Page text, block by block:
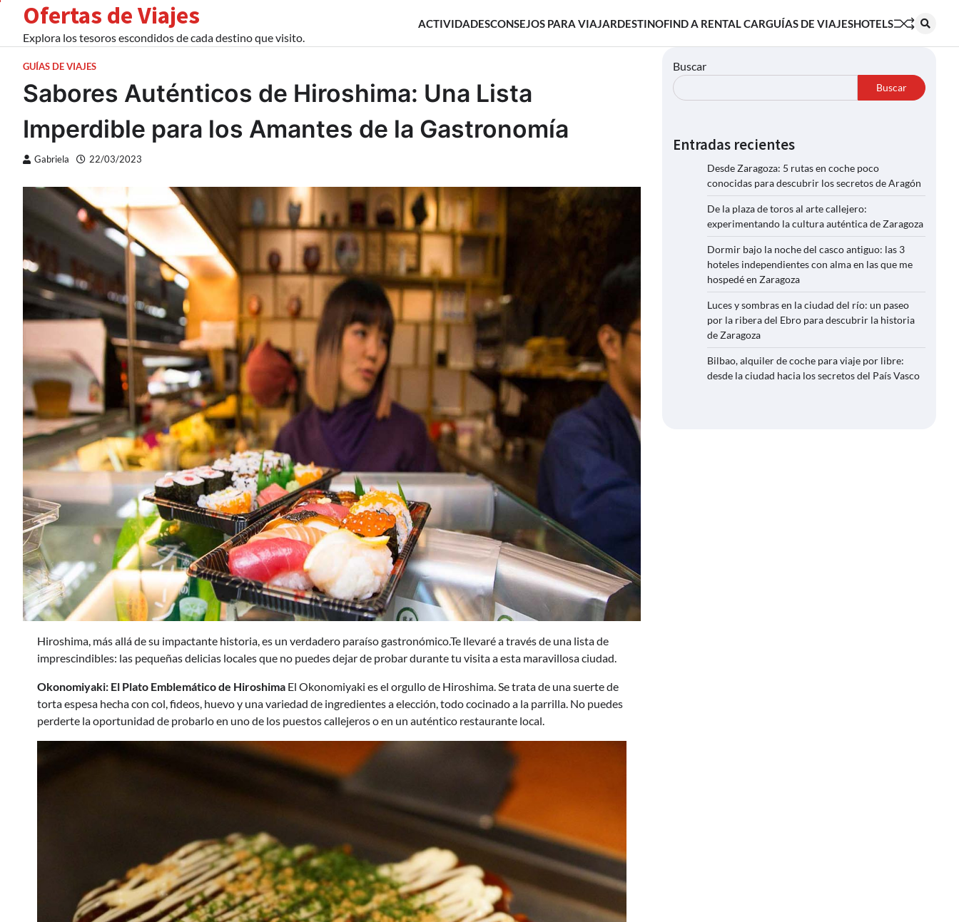
content
Ofertas de Viajes
Explora los tesoros escondidos de cada destino que visito.
ACTIVIDADESCONSEJOS PARA VIAJARDESTINOFIND A RENTAL CARGUÍAS DE VIAJESHOTELS
GUÍAS DE VIAJES
Sabores Auténticos de Hiroshima: Una Lista
Imperdible para los Amantes de la Gastronomía
Gabriela 22/03/2023
Hiroshima, más allá de su impactante historia, es un verdadero paraíso gastronómico.Te llevaré a través de una lista de
imprescindibles: las pequeñas delicias locales que no puedes dejar de probar durante tu visita a esta maravillosa ciudad.
Okonomiyaki: El Plato Emblemático de Hiroshima El Okonomiyaki es el orgullo de Hiroshima. Se trata de una suerte de
torta espesa hecha con col, fideos, huevo y una variedad de ingredientes a elección, todo cocinado a la parrilla. No puedes
perderte la oportunidad de probarlo en uno de los puestos callejeros o en un auténtico restaurante local.
Buscar
Buscar
Entradas recientes
Desde Zaragoza: 5 rutas en coche poco
conocidas para descubrir los secretos de Aragón
De la plaza de toros al arte callejero:
experimentando la cultura auténtica de Zaragoza
Dormir bajo la noche del casco antiguo: las 3
hoteles independientes con alma en las que me
hospedé en Zaragoza
Luces y sombras en la ciudad del río: un paseo
por la ribera del Ebro para descubrir la historia
de Zaragoza
Bilbao, alquiler de coche para viaje por libre:
desde la ciudad hacia los secretos del País Vasco